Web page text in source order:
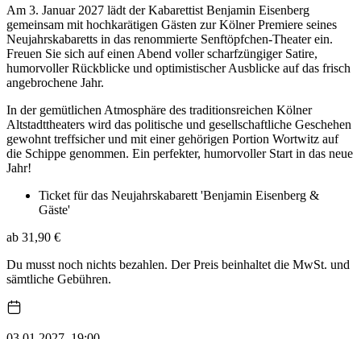
Am 3. Januar 2027 lädt der Kabarettist Benjamin Eisenberg
gemeinsam mit hochkarätigen Gästen zur Kölner Premiere seines
Neujahrskabaretts in das renommierte Senftöpfchen-Theater ein.
Freuen Sie sich auf einen Abend voller scharfzüngiger Satire,
humorvoller Rückblicke und optimistischer Ausblicke auf das frisch
angebrochene Jahr.
In der gemütlichen Atmosphäre des traditionsreichen Kölner
Altstadttheaters wird das politische und gesellschaftliche Geschehen
gewohnt treffsicher und mit einer gehörigen Portion Wortwitz auf
die Schippe genommen. Ein perfekter, humorvoller Start in das neue
Jahr!
Ticket für das Neujahrskabarett 'Benjamin Eisenberg &
Gäste'
ab 31,90 €
Du musst noch nichts bezahlen. Der Preis beinhaltet die MwSt. und
sämtliche Gebühren.